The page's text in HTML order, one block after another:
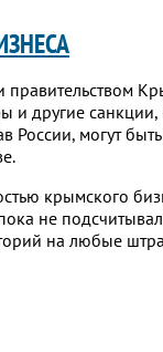
и другие
России, могут
крымского
не
на любые